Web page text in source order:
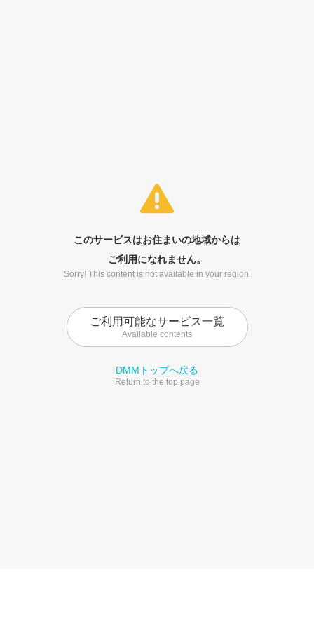
このサービスはお住まいの地域からは
ご利用になれません。
Sorry! This content is not available in your region.
ご利用可能なサービス一覧
Available contents
DMMトップへ戻る
Return to the top page